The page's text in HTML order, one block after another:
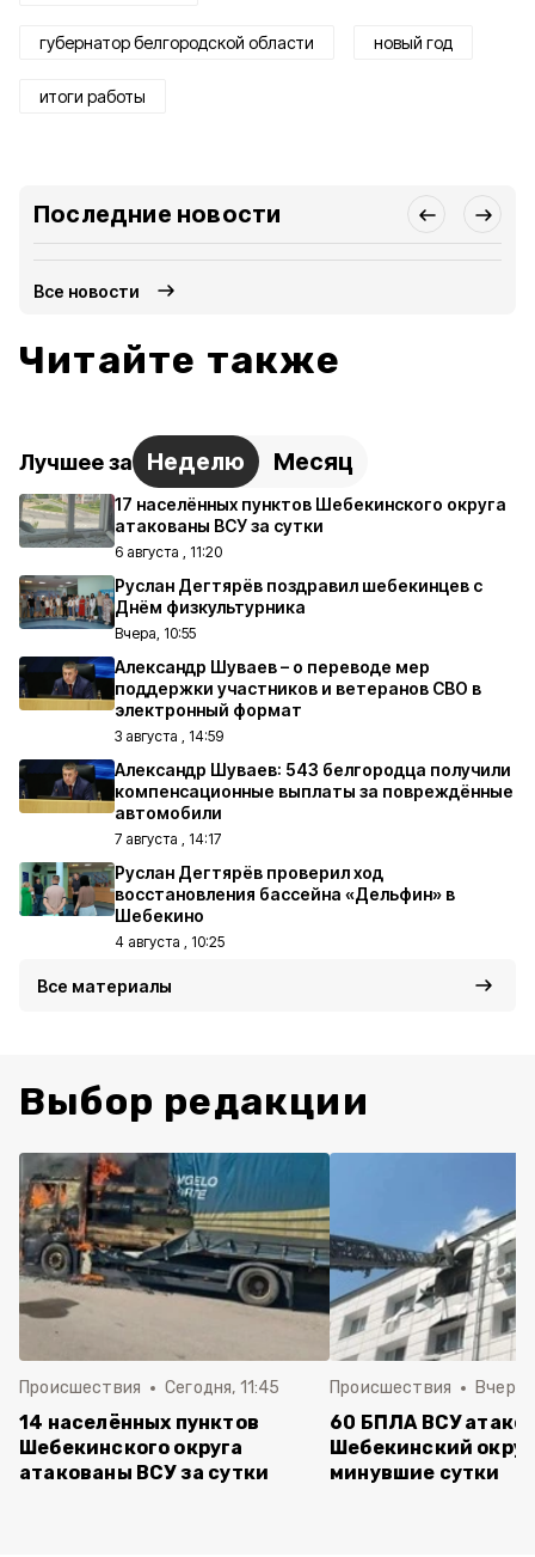
губернатор белгородской области новый год
итоги работы
Последние новости
Все новости
Читайте также
Лучшее за Неделю Месяц
17 населённых пунктов Шебекинского округа
атакованы ВСУ за сутки
6 августа , 11:20
Руслан Дегтярёв поздравил шебекинцев с
Днём физкультурника
Вчера, 10:55
Александр Шуваев – о переводе мер
поддержки участников и ветеранов СВО в
электронный формат
3 августа , 14:59
Александр Шуваев: 543 белгородца получили
компенсационные выплаты за повреждённые
автомобили
7 августа , 14:17
Руслан Дегтярёв проверил ход
восстановления бассейна «Дельфин» в
Шебекино
4 августа , 10:25
Все материалы
Выбор редакции
Происшествия Сегодня, 11:45
14 населённых пунктов
Шебекинского округа
атакованы ВСУ за сутки
Происшествия Вчера,
60 БПЛА ВСУ
Шебекинский
минувшие сутки